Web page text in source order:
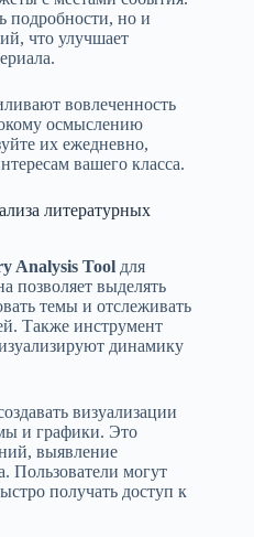
подробности, но и
что улучшает
вовлеченность
осмыслению
их ежедневно,
вашего класса.
литературных
Analysis Tool для
позволяет выделять
темы и отслеживать
Также инструмент
динамику
визуализации
и графики. Это
выявление
Пользователи могут
получать доступ к